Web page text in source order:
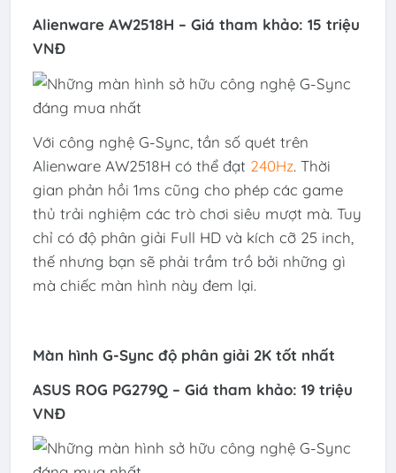
Alienware AW2518H – Giá tham khảo: 15 triệu
VNĐ
Với công nghệ G-Sync, tần số quét trên
Alienware AW2518H có thể đạt 240Hz. Thời
gian phản hồi 1ms cũng cho phép các game
thủ trải nghiệm các trò chơi siêu mượt mà. Tuy
chỉ có độ phân giải Full HD và kích cỡ 25 inch,
thế nhưng bạn sẽ phải trầm trồ bởi những gì
mà chiếc màn hình này đem lại.
Màn hình G-Sync độ phân giải 2K tốt nhất
ASUS ROG PG279Q – Giá tham khảo: 19 triệu
VNĐ